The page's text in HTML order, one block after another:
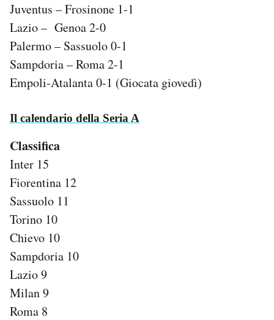
Notifiche mobile
Regala il Post
Hai bisogno di aiuto?
Esci
Juventus – Frosinone 1-1
Lazio – Genoa 2-0
Palermo – Sassuolo 0-1
Sampdoria – Roma 2-1
Empoli-Atalanta 0-1 (Giocata giovedì)
Il calendario della Seria A
Classifica
Inter 15
Fiorentina 12
Sassuolo 11
Torino 10
Chievo 10
Sampdoria 10
Lazio 9
Milan 9
Roma 8